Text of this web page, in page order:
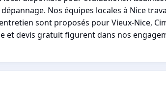
Nos équipes locales à Nice
sont proposés pour Vieux-Nice,
et devis gratuit figurent dans nos